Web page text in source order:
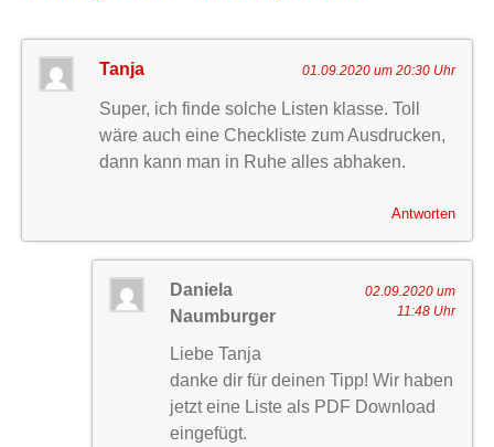
Tanja 01.09.2020 um 20:30 Uhr
Super, ich finde solche Listen klasse. Toll
wäre auch eine Checkliste zum Ausdrucken,
dann kann man in Ruhe alles abhaken.
Antworten
Daniela
Naumburger
02.09.2020 um
11:48 Uhr
Liebe Tanja
danke dir für deinen Tipp! Wir haben
jetzt eine Liste als PDF Download
eingefügt.